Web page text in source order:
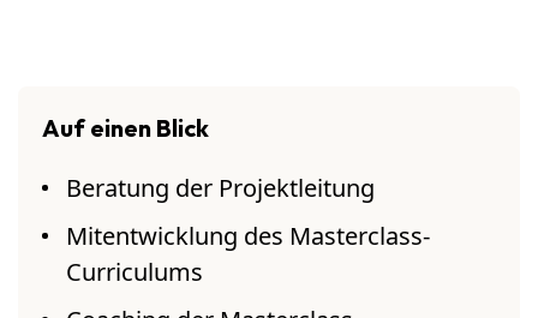
Auf einen Blick
Beratung der Projektleitung
Mitentwicklung des Masterclass-
Curriculums